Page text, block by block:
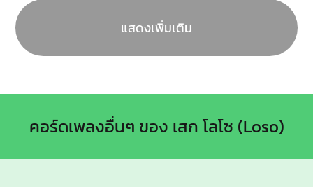
แสดงเพิ่มเติม
คอร์ดเพลงอื่นๆ ของ เสก โลโซ (Loso)